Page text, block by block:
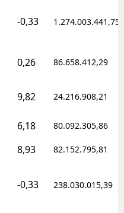
-0,33 1.274.003.441,75
0,26 86.658.412,29
9,82 24.216.908,21
6,18 80.092.305,86
8,93 82.152.795,81
-0,33 238.030.015,39